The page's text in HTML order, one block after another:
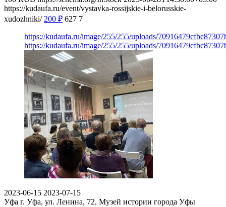
https://kudaufa.ru/event/vystavka-rossijskie-i-belorusskie-
xudozhniki/ 200 ₽ 627 7
https://kudaufa.ru/image/255/255/uploads/
https://kudaufa.ru/image/255/255/uploads/
2023-06-15 2023-07-15
Уфа г. Уфа, ул. Ленина, 72, Музей истории города Уфы